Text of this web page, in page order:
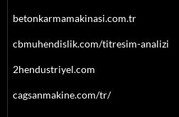
betonkarmamakinasi.com.tr
cbmuhendislik.com/titresim-analizi
2hendustriyel.com
cagsanmakine.com/tr/